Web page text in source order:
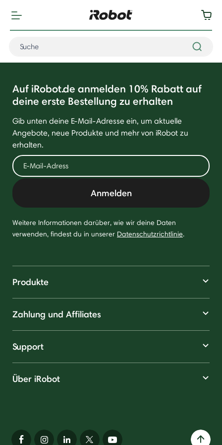
Auf iRobot.de anmelden 10% Rabatt auf
deine erste Bestellung zu erhalten
Gib unten deine E-Mail-Adresse ein, um aktuelle
Angebote, neue Produkte und mehr von iRobot zu
erhalten.
Anmelden
Weitere Informationen darüber, wie wir deine Daten
verwenden, findest du in unserer Datenschutzrichtlinie.
Produkte
Zahlung und Affiliates
Support
Über iRobot